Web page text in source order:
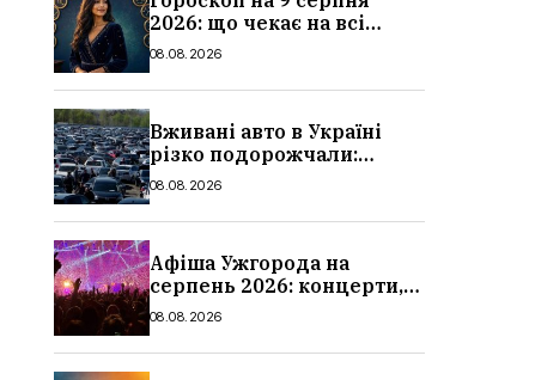
2026: що чекає на всі
знаки зодіаку
08.08.2026
Вживані авто в Україні
різко подорожчали:
причини, які машини
08.08.2026
Афіша Ужгорода на
серпень 2026: концерти,
дати та ціни
08.08.2026